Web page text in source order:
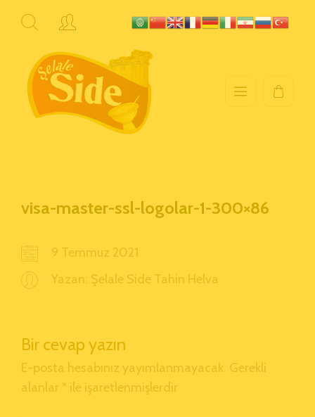
visa-master-ssl-logolar-1-300×86
9 Temmuz 2021
Yazan: Şelale Side Tahin Helva
Bir cevap yazın
E-posta hesabınız yayımlanmayacak. Gerekli
alanlar * ile işaretlenmişlerdir